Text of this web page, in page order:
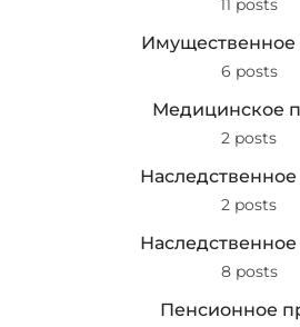
11 posts
Имущественное
6 posts
Медицинское
2 posts
2 posts
8 posts
Пенсионное